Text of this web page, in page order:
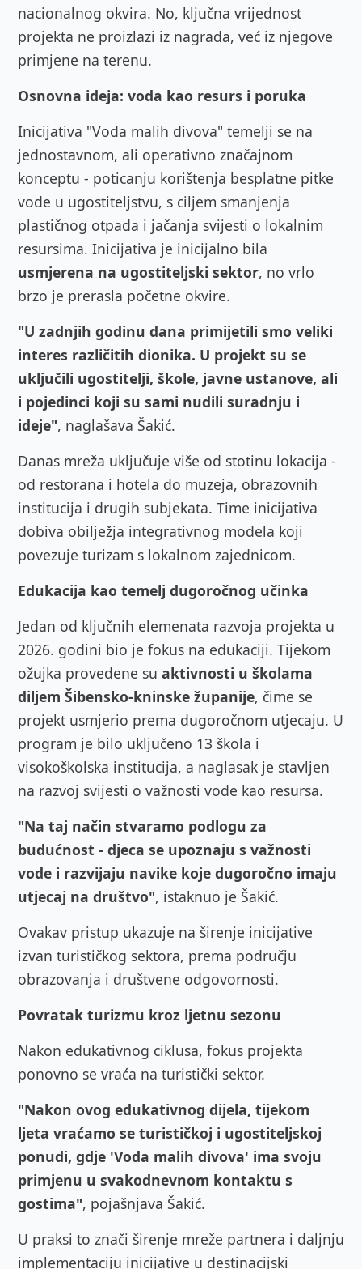
nacionalnog okvira. No, ključna vrijednost
projekta ne proizlazi iz nagrada, već iz njegove
primjene na terenu.
Osnovna ideja: voda kao resurs i poruka
Inicijativa "Voda malih divova" temelji se na
jednostavnom, ali operativno značajnom
konceptu - poticanju korištenja besplatne pitke
vode u ugostiteljstvu, s ciljem smanjenja
plastičnog otpada i jačanja svijesti o lokalnim
resursima. Inicijativa je inicijalno bila
usmjerena na ugostiteljski sektor, no vrlo
brzo je prerasla početne okvire.
"U zadnjih godinu dana primijetili smo veliki
interes različitih dionika. U projekt su se
uključili ugostitelji, škole, javne ustanove, ali
i pojedinci koji su sami nudili suradnju i
ideje", naglašava Šakić.
Danas mreža uključuje više od stotinu lokacija -
od restorana i hotela do muzeja, obrazovnih
institucija i drugih subjekata. Time inicijativa
dobiva obilježja integrativnog modela koji
povezuje turizam s lokalnom zajednicom.
Edukacija kao temelj dugoročnog učinka
Jedan od ključnih elemenata razvoja projekta u
2026. godini bio je fokus na edukaciji. Tijekom
ožujka provedene su aktivnosti u školama
diljem Šibensko-kninske županije, čime se
projekt usmjerio prema dugoročnom utjecaju. U
program je bilo uključeno 13 škola i
visokoškolska institucija, a naglasak je stavljen
na razvoj svijesti o važnosti vode kao resursa.
"Na taj način stvaramo podlogu za
budućnost - djeca se upoznaju s važnosti
vode i razvijaju navike koje dugoročno imaju
utjecaj na društvo", istaknuo je Šakić.
Ovakav pristup ukazuje na širenje inicijative
izvan turističkog sektora, prema području
obrazovanja i društvene odgovornosti.
Povratak turizmu kroz ljetnu sezonu
Nakon edukativnog ciklusa, fokus projekta
ponovno se vraća na turistički sektor.
"Nakon ovog edukativnog dijela, tijekom
ljeta vraćamo se turističkoj i ugostiteljskoj
ponudi, gdje 'Voda malih divova' ima svoju
primjenu u svakodnevnom kontaktu s
gostima", pojašnjava Šakić.
U praksi to znači širenje mreže partnera i daljnju
implementaciju inicijative u destinacijski